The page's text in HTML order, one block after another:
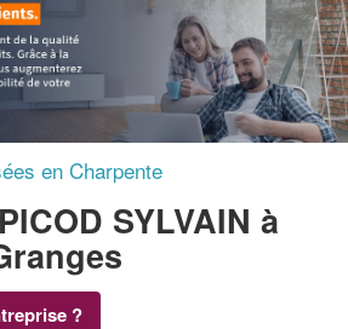
en Charpente
SYLVAIN à
?